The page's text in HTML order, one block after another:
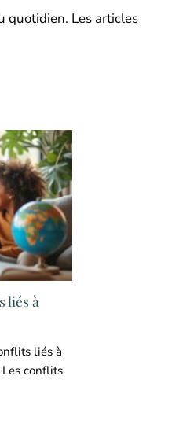
quotidien. Les articles
liés à
liés à
conflits